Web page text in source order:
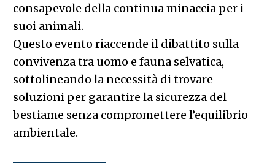
consapevole della continua minaccia per i
suoi animali.
Questo evento riaccende il dibattito sulla
convivenza tra uomo e fauna selvatica,
sottolineando la necessità di trovare
soluzioni per garantire la sicurezza del
bestiame senza compromettere l’equilibrio
ambientale.